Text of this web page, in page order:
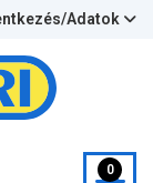
Adatok
0